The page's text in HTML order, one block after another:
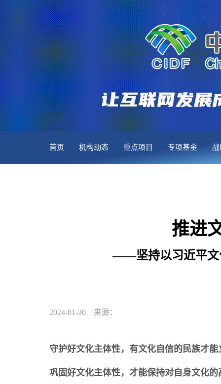
首页 机构动态 重点项目 专项基金
推进
——坚持以习近平文
2024-01-30 来源：
守护好文化主体性，有文化自信的民族才
巩固好文化主体性，才能保持对自身文化